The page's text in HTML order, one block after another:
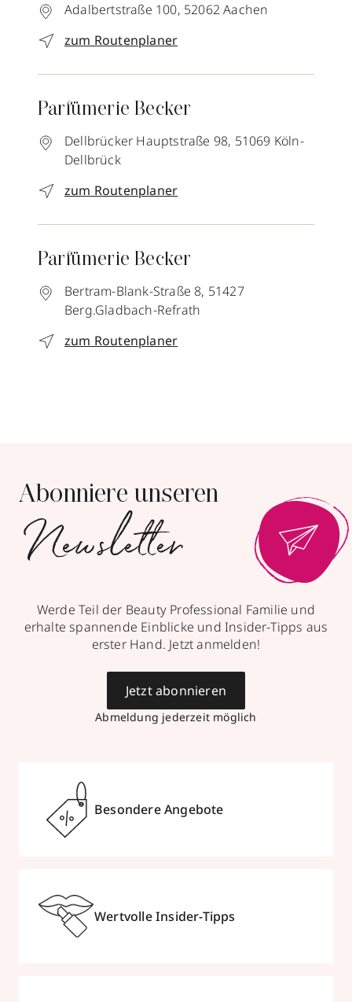
Adalbertstraße 100, 52062 Aachen
zum Routenplaner
Parfümerie Becker
Dellbrücker Hauptstraße 98, 51069 Köln-
Dellbrück
zum Routenplaner
Parfümerie Becker
Bertram-Blank-Straße 8, 51427
Berg.Gladbach-Refrath
zum Routenplaner
Abonniere unseren
Newsletter
Werde Teil der Beauty Professional Familie und
erhalte spannende Einblicke und Insider-Tipps aus
erster Hand. Jetzt anmelden!
Abmeldung jederzeit möglich
Jetzt abonnieren
Besondere Angebote
Wertvolle Insider-Tipps